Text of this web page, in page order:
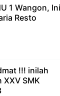
1 Wangon, Ini
Resto
!!! inilah
SMK